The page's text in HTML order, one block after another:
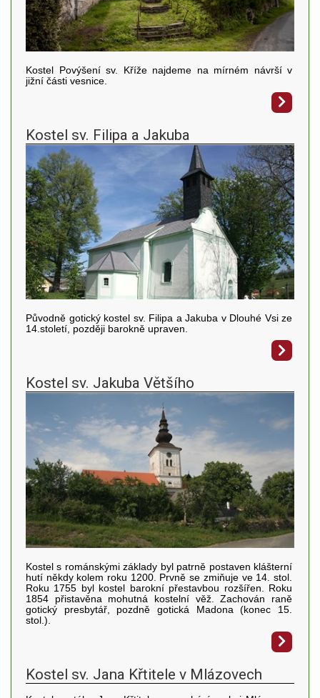
Kostel Povýšení sv. Kříže najdeme na mírném návrší v
jižní části vesnice.
Kostel sv. Filipa a Jakuba
Původně gotický kostel sv. Filipa a Jakuba v Dlouhé Vsi ze
14.století, později barokně upraven.
Kostel sv. Jakuba Většího
Kostel s románskými základy byl patrně postaven klášterní
hutí někdy kolem roku 1200. Prvně se zmiňuje ve 14. stol.
Roku 1755 byl kostel barokní přestavbou rozšířen. Roku
1854 přistavěna mohutná kostelní věž. Zachován raně
gotický presbytář, pozdně gotická Madona (konec 15.
stol.).
Kostel sv. Jana Křtitele v Mlázovech